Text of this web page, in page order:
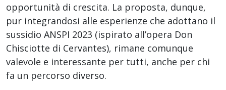
opportunità di crescita. La proposta, dunque,
pur integrandosi alle esperienze che adottano il
sussidio ANSPI 2023 (ispirato all’opera Don
Chisciotte di Cervantes), rimane comunque
valevole e interessante per tutti, anche per chi
fa un percorso diverso.